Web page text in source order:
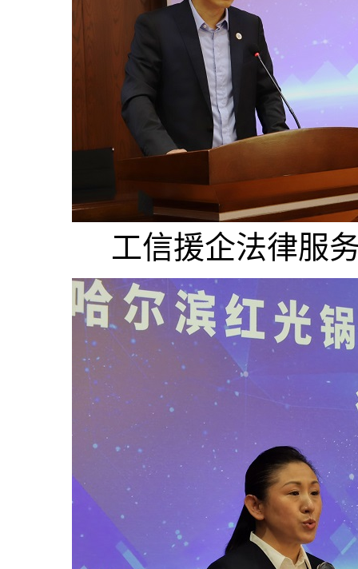
工信援企法律服